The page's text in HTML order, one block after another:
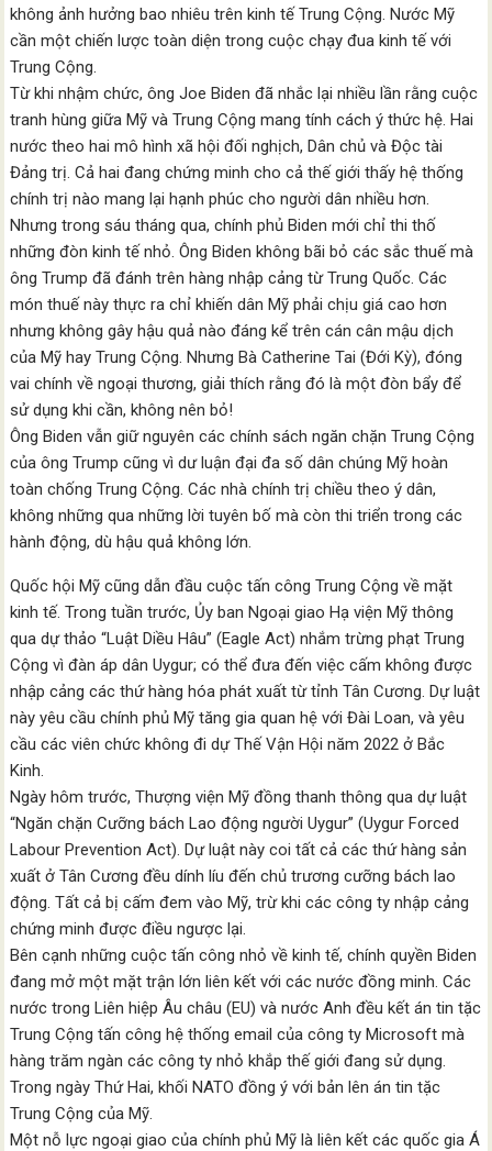
không ảnh hưởng bao nhiêu trên kinh tế Trung Cộng. Nước Mỹ
cần một chiến lược toàn diện trong cuộc chạy đua kinh tế với
Trung Cộng.
Từ khi nhậm chức, ông Joe Biden đã nhắc lại nhiều lần rằng cuộc
tranh hùng giữa Mỹ và Trung Cộng mang tính cách ý thức hệ. Hai
nước theo hai mô hình xã hội đối nghịch, Dân chủ và Độc tài
Đảng trị. Cả hai đang chứng minh cho cả thế giới thấy hệ thống
chính trị nào mang lại hạnh phúc cho người dân nhiều hơn.
Nhưng trong sáu tháng qua, chính phủ Biden mới chỉ thi thố
những đòn kinh tế nhỏ. Ông Biden không bãi bỏ các sắc thuế mà
ông Trump đã đánh trên hàng nhập cảng từ Trung Quốc. Các
món thuế này thực ra chỉ khiến dân Mỹ phải chịu giá cao hơn
nhưng không gây hậu quả nào đáng kể trên cán cân mậu dịch
của Mỹ hay Trung Cộng. Nhưng Bà Catherine Tai (Đới Kỳ), đóng
vai chính về ngoại thương, giải thích rằng đó là một đòn bẩy để
sử dụng khi cần, không nên bỏ!
Ông Biden vẫn giữ nguyên các chính sách ngăn chặn Trung Cộng
của ông Trump cũng vì dư luận đại đa số dân chúng Mỹ hoàn
toàn chống Trung Cộng. Các nhà chính trị chiều theo ý dân,
không những qua những lời tuyên bố mà còn thi triển trong các
hành động, dù hậu quả không lớn.
Quốc hội Mỹ cũng dẫn đầu cuộc tấn công Trung Cộng về mặt
kinh tế. Trong tuần trước, Ủy ban Ngoại giao Hạ viện Mỹ thông
qua dự thảo “Luật Diều Hâu” (Eagle Act) nhắm trừng phạt Trung
Cộng vì đàn áp dân Uygur; có thể đưa đến việc cấm không được
nhập cảng các thứ hàng hóa phát xuất từ tỉnh Tân Cương. Dự luật
này yêu cầu chính phủ Mỹ tăng gia quan hệ với Đài Loan, và yêu
cầu các viên chức không đi dự Thế Vận Hội năm 2022 ở Bắc
Kinh.
Ngày hôm trước, Thượng viện Mỹ đồng thanh thông qua dự luật
“Ngăn chặn Cưỡng bách Lao động người Uygur” (Uygur Forced
Labour Prevention Act). Dự luật này coi tất cả các thứ hàng sản
xuất ở Tân Cương đều dính líu đến chủ trương cưỡng bách lao
động. Tất cả bị cấm đem vào Mỹ, trừ khi các công ty nhập cảng
chứng minh được điều ngược lại.
Bên cạnh những cuộc tấn công nhỏ về kinh tế, chính quyền Biden
đang mở một mặt trận lớn liên kết với các nước đồng minh. Các
nước trong Liên hiệp Âu châu (EU) và nước Anh đều kết án tin tặc
Trung Cộng tấn công hệ thống email của công ty Microsoft mà
hàng trăm ngàn các công ty nhỏ khắp thế giới đang sử dụng.
Trong ngày Thứ Hai, khối NATO đồng ý với bản lên án tin tặc
Trung Cộng của Mỹ.
Một nỗ lực ngoại giao của chính phủ Mỹ là liên kết các quốc gia Á